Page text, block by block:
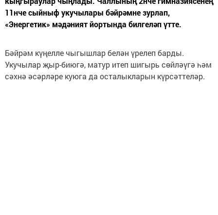
11нче сыйныф укучылары бәйрәмне зурлап,
«Энергетик» мәдәният йортында билгеләп үтте.
Бәйрәм күңелле чыгышлар белән үрелеп барды.
Укучылар җыр-биюгә, матур итеп шигырь сөйләүгә һәм
сәхнә әсәрләре куюга да осталыкларын күрсәттеләр.